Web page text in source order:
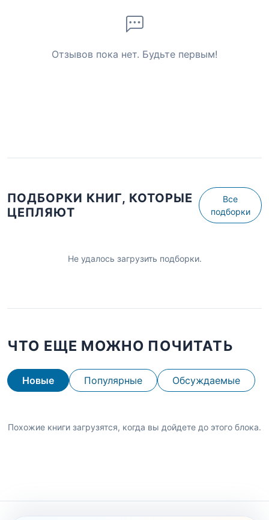
Отзывов пока нет. Будьте первым!
ПОДБОРКИ КНИГ, КОТОРЫЕ
ЦЕПЛЯЮТ
Все
подборки
Не удалось загрузить подборки.
ЧТО ЕЩЕ МОЖНО ПОЧИТАТЬ
Новые Популярные Обсуждаемые
Похожие книги загрузятся, когда вы дойдете до этого блока.